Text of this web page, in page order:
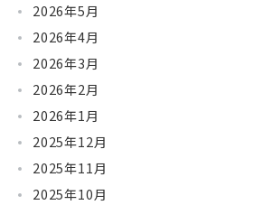
2026年5月
2026年4月
2026年3月
2026年2月
2026年1月
2025年12月
2025年11月
2025年10月